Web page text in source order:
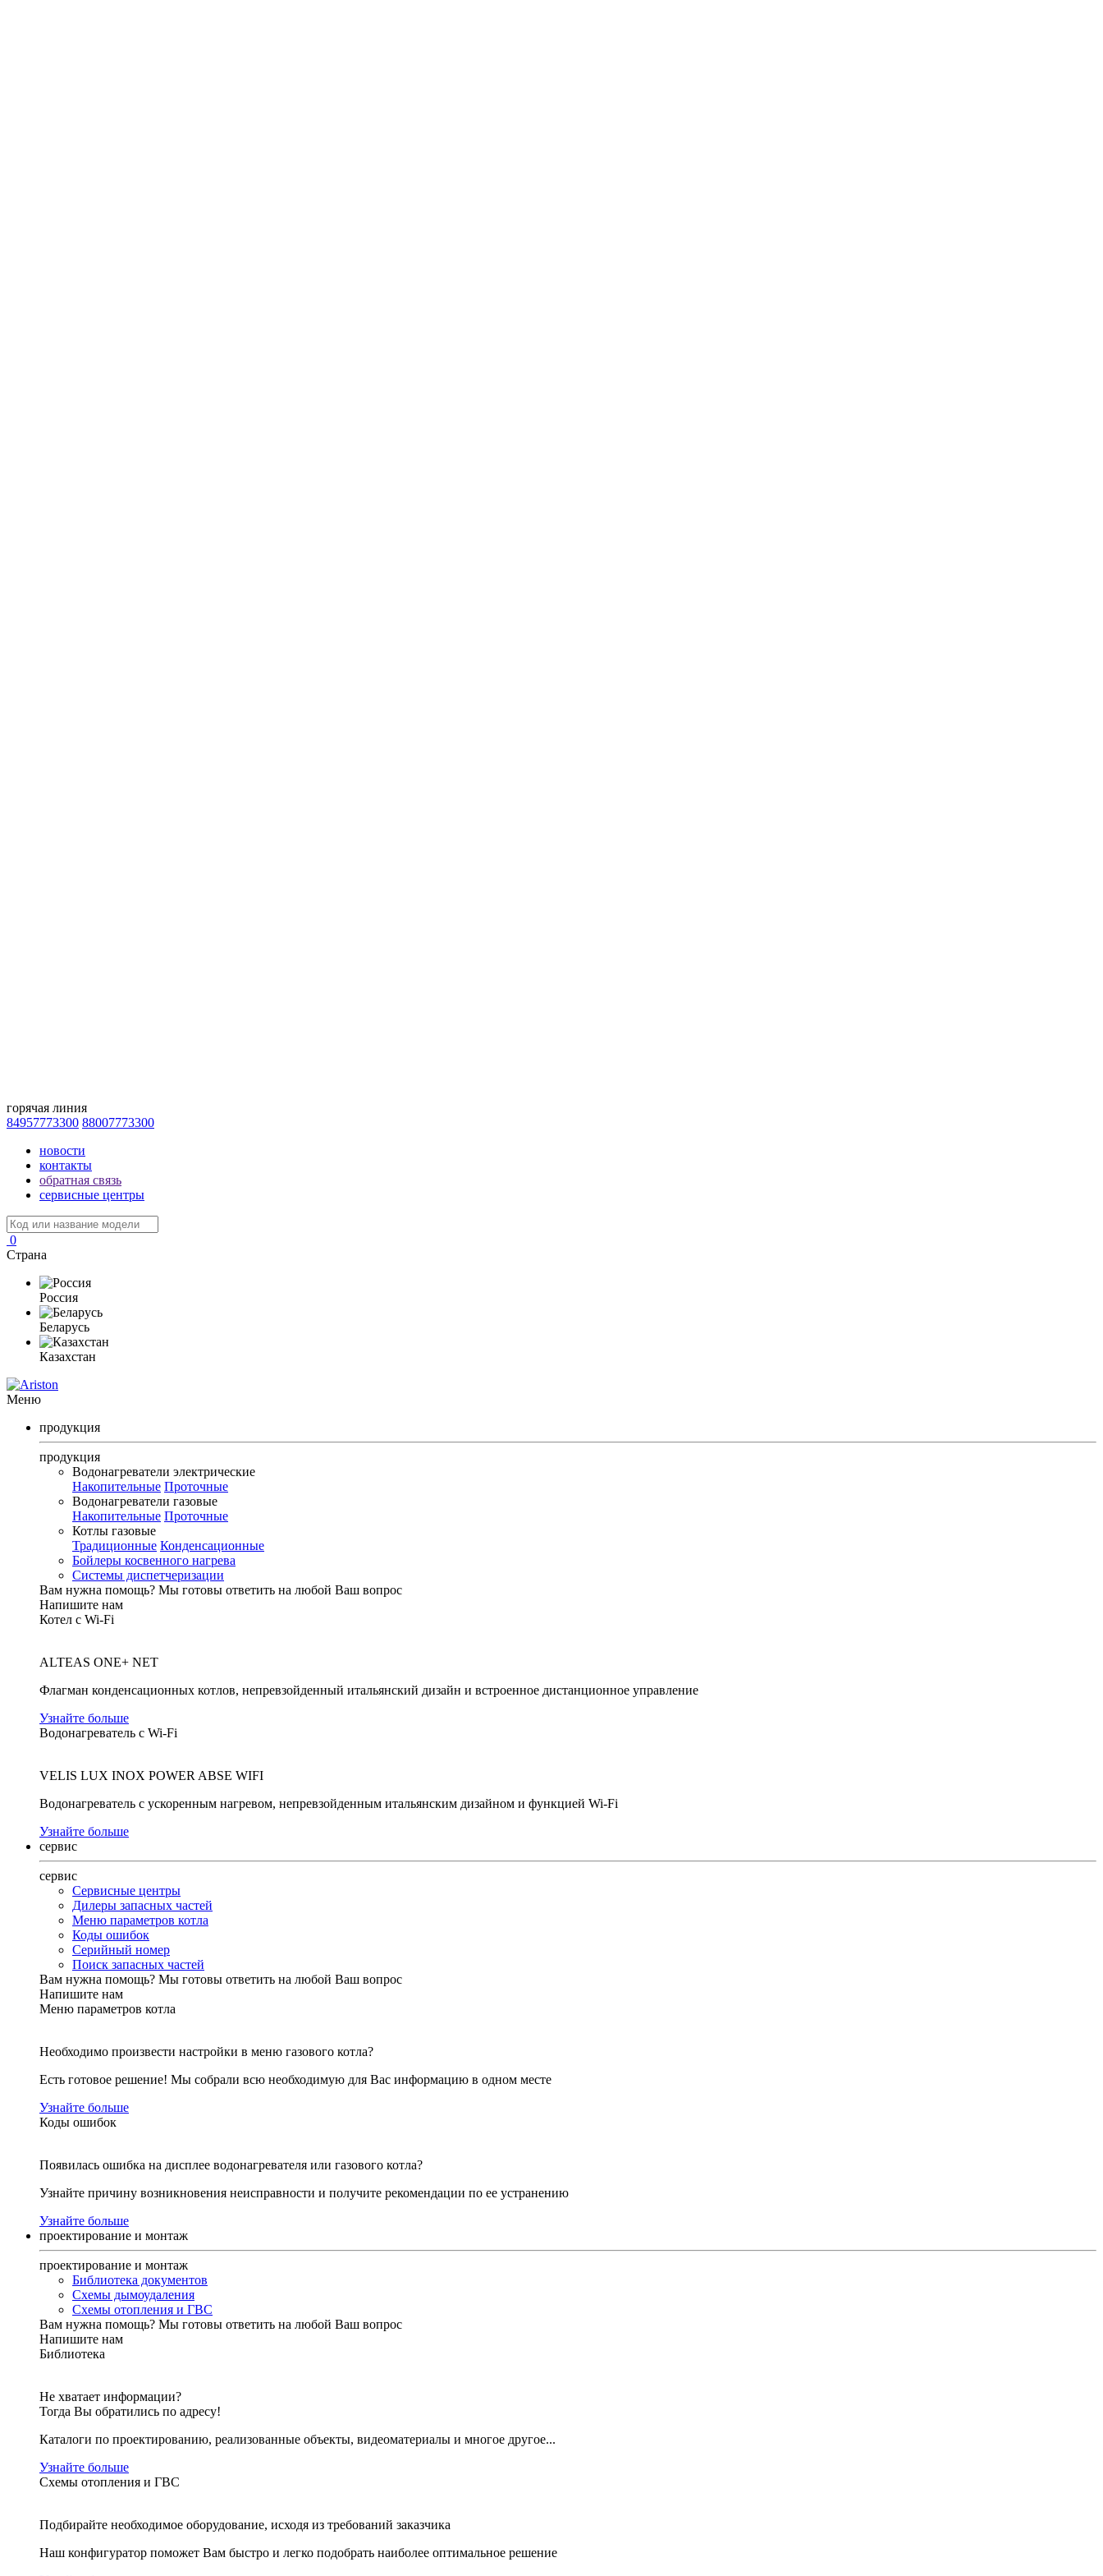
горячая линия
84957773300 88007773300
новости
контакты
обратная связь
сервисные центры
0
Страна
Россия
Беларусь
Казахстан
Меню
продукция
продукция
Водонагреватели электрические
Накопительные Проточные
Водонагреватели газовые
Накопительные Проточные
Котлы газовые
Традиционные Конденсационные
Бойлеры косвенного нагрева
Системы диспетчеризации
Вам нужна помощь? Мы готовы ответить на любой Ваш вопрос
Напишите нам
Котел с Wi-Fi
ALTEAS ONE+ NET
Флагман конденсационных котлов, непревзойденный итальянский дизайн и встроенное дистанционное управление
Узнайте больше
Водонагреватель с Wi-Fi
VELIS LUX INOX POWER ABSE WIFI
Водонагреватель с ускоренным нагревом, непревзойденным итальянским дизайном и функцией Wi-Fi
Узнайте больше
сервис
сервис
Сервисные центры
Дилеры запасных частей
Меню параметров котла
Коды ошибок
Серийный номер
Поиск запасных частей
Вам нужна помощь? Мы готовы ответить на любой Ваш вопрос
Напишите нам
Меню параметров котла
Необходимо произвести настройки в меню газового котла?
Есть готовое решение! Мы собрали всю необходимую для Вас информацию в одном месте
Узнайте больше
Коды ошибок
Появилась ошибка на дисплее водонагревателя или газового котла?
Узнайте причину возникновения неисправности и получите рекомендации по ее устранению
Узнайте больше
проектирование и монтаж
проектирование и монтаж
Библиотека документов
Схемы дымоудаления
Схемы отопления и ГВС
Вам нужна помощь? Мы готовы ответить на любой Ваш вопрос
Напишите нам
Библиотека
Не хватает информации?
Тогда Вы обратились по адресу!
Каталоги по проектированию, реализованные объекты, видеоматериалы и многое другое...
Узнайте больше
Схемы отопления и ГВС
Подбирайте необходимое оборудование, исходя из требований заказчика
Наш конфигуратор поможет Вам быстро и легко подобрать наиболее оптимальное решение